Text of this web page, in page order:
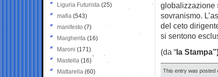
globalizzazione
sovranismo.
del ceto
si sentono
(da “la
This entry was posted
Liguria Futurista (25)
mafia (543)
manifesto (7)
Margherita (16)
Maroni (171)
Mastella (16)
Mattarella (60)